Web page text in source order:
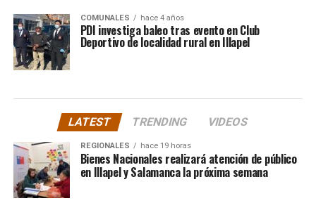
COMUNALES hace 4 años
PDI investiga baleo tras evento en Club
Deportivo de localidad rural en Illapel
LATEST TRENDING VIDEOS
REGIONALES hace 19 horas
Bienes Nacionales realizará atención de público
en Illapel y Salamanca la próxima semana